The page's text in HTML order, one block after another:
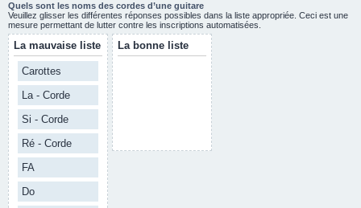
Quels sont les noms des cordes d’une guitare
Veuillez glisser les différentes réponses possibles dans la liste appropriée. Ceci est une
mesure permettant de lutter contre les inscriptions automatisées.
La mauvaise liste
Carottes
La - Corde
Si - Corde
Ré - Corde
FA
Do
La bonne liste